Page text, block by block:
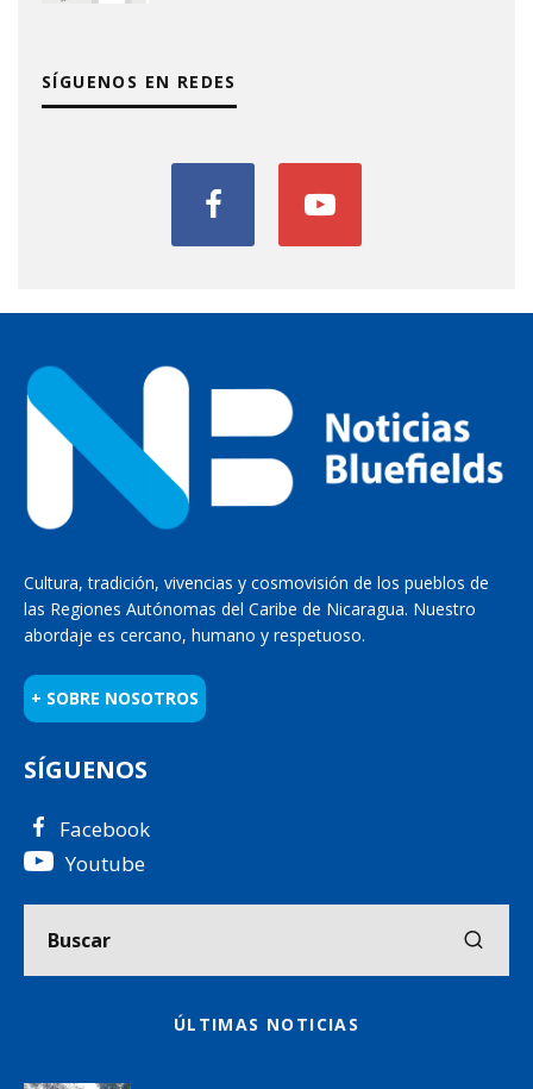
SÍGUENOS EN REDES
Cultura, tradición, vivencias y cosmovisión de los pueblos de
las Regiones Autónomas del Caribe de Nicaragua. Nuestro
abordaje es cercano, humano y respetuoso.
+ SOBRE NOSOTROS
SÍGUENOS
Facebook
Youtube
ÚLTIMAS NOTICIAS